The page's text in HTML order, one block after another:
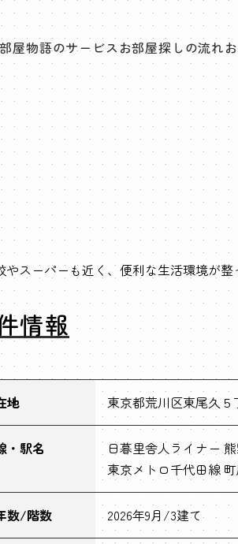
部屋物語のサービス お部屋探しの流れ
スーパーも近く、便利な生活環境が整
情報
地 東京都荒川区東尾久５
・駅名
日暮里舎人ライナー
東京メトロ千代田線
数/階数 2026年9月/3建て